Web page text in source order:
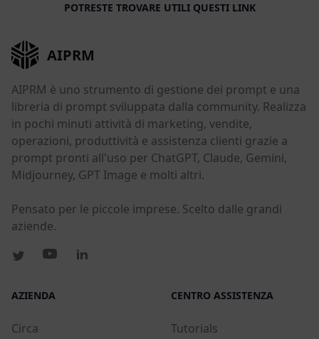
POTRESTE TROVARE UTILI QUESTI LINK
AIPRM
AIPRM è uno strumento di gestione dei prompt e una
libreria di prompt sviluppata dalla community. Realizza
in pochi minuti attività di marketing, vendite,
operazioni, produttività e assistenza clienti grazie a
prompt pronti all'uso per ChatGPT, Claude, Gemini,
Midjourney, GPT Image e molti altri.
Pensato per le piccole imprese. Scelto dalle grandi
aziende.
AZIENDA
Circa
CENTRO ASSISTENZA
Tutorials